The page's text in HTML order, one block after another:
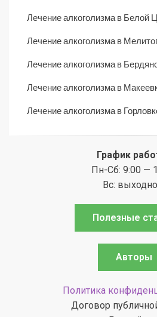
Лечение алкоголизма в Белой
Лечение алкоголизма в
Лечение алкоголизма в
Лечение алкоголизма в
Лечение алкоголизма в
График
Пн-Сб: 9:00 —
Вс:
Полезные
Авторы
Политика
Договор